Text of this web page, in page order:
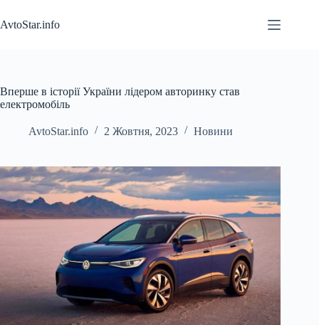
до
вмісту
AvtoStar.info
Вперше в історії України лідером авторинку став
електромобіль
AvtoStar.info 2 Жовтня, 2023 Новини